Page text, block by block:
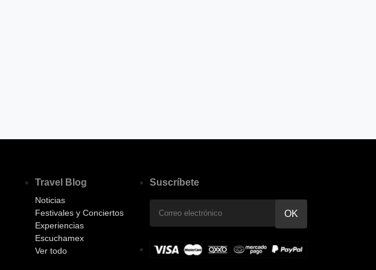
Travel Blog
Noticias
Festivales y Conciertos
Experiencias
Escuchamex
Ver todo
Suscríbete